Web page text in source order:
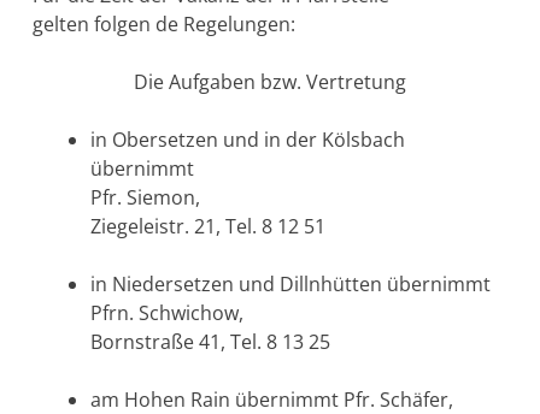
gelten folgen de Regelungen:
Die Aufgaben bzw. Vertretung
in Obersetzen und in der Kölsbach
übernimmt
Pfr. Siemon,
Ziegeleistr. 21, Tel. 8 12 51
in Niedersetzen und Dillnhütten übernimmt
Pfrn. Schwichow,
Bornstraße 41, Tel. 8 13 25
am Hohen Rain übernimmt Pfr. Schäfer,